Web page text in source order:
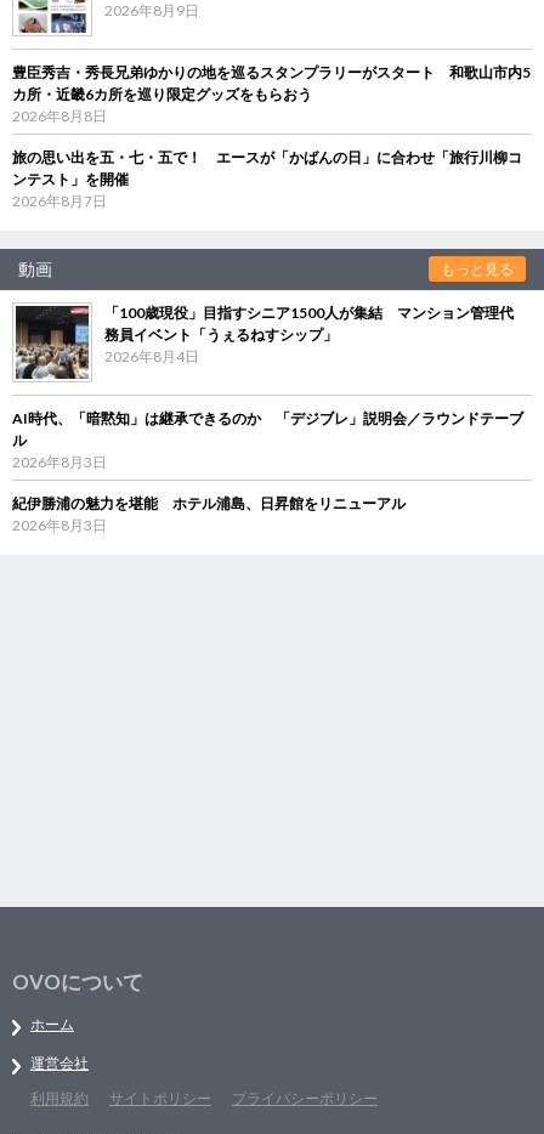
2026年8月9日
豊臣秀吉・秀長兄弟ゆかりの地を巡るスタンプラリーがスタート 和歌山市内5
カ所・近畿6カ所を巡り限定グッズをもらおう
2026年8月8日
旅の思い出を五・七・五で！ エースが「かばんの日」に合わせ「旅行川柳コ
ンテスト」を開催
2026年8月7日
動画 もっと見る
「100歳現役」目指すシニア1500人が集結 マンション管理代
務員イベント「うぇるねすシップ」
2026年8月4日
AI時代、「暗黙知」は継承できるのか 「デジブレ」説明会／ラウンドテーブ
ル
2026年8月3日
紀伊勝浦の魅力を堪能 ホテル浦島、日昇館をリニューアル
2026年8月3日
OVOについて
ホーム
運営会社
利用規約
サイトポリシー プライバシーポリシー